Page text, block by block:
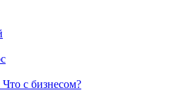
с бизнесом?